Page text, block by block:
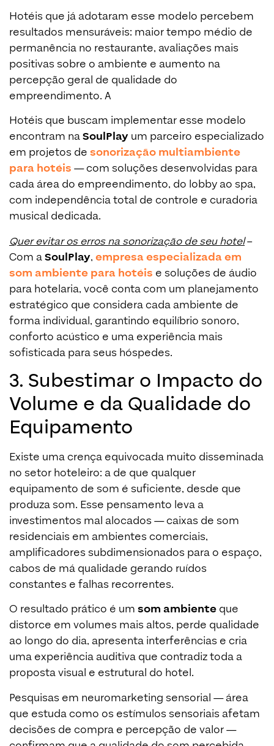
Hotéis que já adotaram esse modelo percebem
resultados mensuráveis: maior tempo médio de
permanência no restaurante, avaliações mais
positivas sobre o ambiente e aumento na
percepção geral de qualidade do
empreendimento. A
Hotéis que buscam implementar esse modelo
encontram naSoulPlay um parceiro especializado
em projetos de sonorização multiambiente
para hotéis — com soluções desenvolvidas para
cada área do empreendimento, do lobby ao spa,
com independência total de controle e curadoria
musical dedicada.
Quer evitar os erros na sonorização de seu hotel–
Com aSoulPlay, empresa especializada em
som ambiente para hotéis e soluções de áudio
para hotelaria, você conta com um planejamento
estratégico que considera cada ambiente de
forma individual, garantindo equilíbrio sonoro,
conforto acústico e uma experiência mais
sofisticada para seus hóspedes.
3. Subestimar o Impacto do
Volume e da Qualidade do
Equipamento
Existe uma crença equivocada muito disseminada
no setor hoteleiro: a de que qualquer
equipamento de som é suficiente, desde que
produza som. Esse pensamento leva a
investimentos mal alocados — caixas de som
residenciais em ambientes comerciais,
amplificadores subdimensionados para o espaço,
cabos de má qualidade gerando ruídos
constantes e falhas recorrentes.
O resultado prático é um som ambiente que
distorce em volumes mais altos, perde qualidade
ao longo do dia, apresenta interferências e cria
uma experiência auditiva que contradiz toda a
proposta visual e estrutural do hotel.
Pesquisas em neuromarketing sensorial — área
que estuda como os estímulos sensoriais afetam
decisões de compra e percepção de valor —